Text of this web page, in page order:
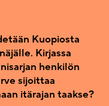
Kuopiosta
Kirjassa
henkilön
sijoittaa
itärajan taakse?